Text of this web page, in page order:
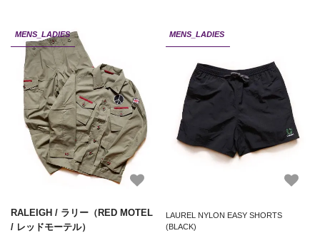
MENS_LADIES
RALEIGH / ラリー（RED MOTEL
/ レッドモーテル）
MENS_LADIES
LAUREL NYLON EASY SHORTS
(BLACK)